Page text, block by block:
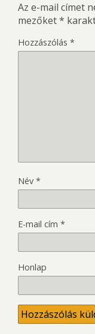
Az e-mail címet
mezőket*
Hozzászólás *
Név *
E-mail cím *
Honlap